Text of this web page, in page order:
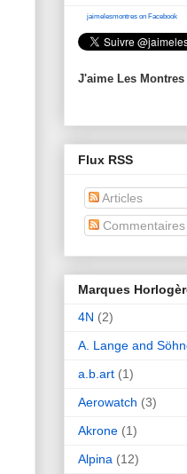
jaimelesmontres on Facebook
J'aime Les Montres
Flux RSS
Articles
Commentaires
Marques
4N (2)
A. Lange and
a.b.art (1)
Aerowatch (3)
Akrone (1)
Alpina (12)